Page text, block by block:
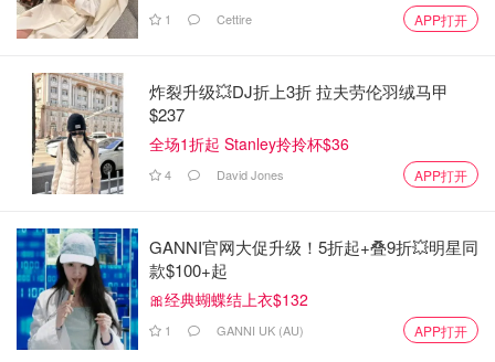
1 Cettire APP打开
炸裂升级💥DJ折上3折 拉夫劳伦羽绒马甲
$237
全场1折起 Stanley拎拎杯$36
4 David Jones APP打开
GANNI官网大促升级！5折起+叠9折💥明星同
款$100+起
🎀经典蝴蝶结上衣$132
1 GANNI UK (AU) APP打开